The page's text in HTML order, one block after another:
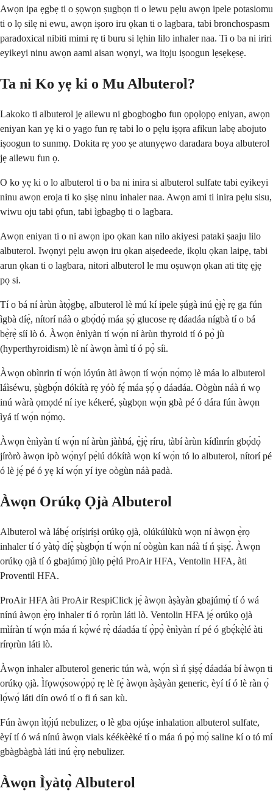
Awọn ipa ẹgbẹ ti o ṣọwọn ṣugbọn ti o lewu pẹlu awọn ipele potasiomu
ti o lọ silẹ ni ewu, awọn iṣoro iru ọkan ti o lagbara, tabi bronchospasm
paradoxical nibiti mimi rẹ ti buru si lẹhin lilo inhaler naa. Ti o ba ni iriri
eyikeyi ninu awọn aami aisan wọnyi, wa itọju iṣoogun lẹsẹkẹsẹ.
Ta ni Ko yẹ ki o Mu Albuterol?
Lakoko ti albuterol jẹ ailewu ni gbogbogbo fun ọpọlọpọ eniyan, awọn
eniyan kan yẹ ki o yago fun rẹ tabi lo o pẹlu iṣọra afikun labẹ abojuto
iṣoogun to sunmọ. Dokita rẹ yoo ṣe atunyẹwo daradara boya albuterol
jẹ ailewu fun ọ.
O ko yẹ ki o lo albuterol ti o ba ni inira si albuterol sulfate tabi eyikeyi
ninu awọn eroja ti ko ṣiṣẹ ninu inhaler naa. Awọn ami ti inira pẹlu sisu,
wiwu oju tabi ọfun, tabi ìgbagbọ ti o lagbara.
Awọn eniyan ti o ni awọn ipo ọkan kan nilo akiyesi pataki ṣaaju lilo
albuterol. Iwọnyi pẹlu awọn iru ọkan aiṣedeede, ikọlu ọkan laipẹ, tabi
arun ọkan ti o lagbara, nitori albuterol le mu oṣuwọn ọkan ati titẹ ẹjẹ
pọ si.
Tí o bá ní àrùn àtọ̀gbẹ, albuterol lè mú kí ipele ṣúgà inú ẹ̀jẹ̀ rẹ ga fún
ìgbà díẹ̀, nítorí náà o gbọ́dọ̀ máa ṣọ́ glucose rẹ dáadáa nígbà tí o bá
bẹ̀rẹ̀ síí lò ó. Àwọn ènìyàn tí wọ́n ní àrùn thyroid tí ó pọ̀ jù
(hyperthyroidism) lè ní àwọn àmì tí ó pọ̀ síi.
Àwọn obìnrin tí wọ́n lóyún àti àwọn tí wọ́n nọ́mọ lè máa lo albuterol
láìséwu, ṣùgbọ́n dókítà rẹ yóò fẹ́ máa ṣọ́ ọ dáadáa. Oògùn náà ń wọ
inú wàrà ọmọdé ní iye kékeré, ṣùgbọn wọ́n gbà pé ó dára fún àwọn
ìyá tí wọ́n nọ́mọ.
Àwọn ènìyàn tí wọ́n ní àrùn jàǹbá, ẹ̀jẹ̀ ríru, tàbí àrùn kídìnrín gbọ́dọ̀
jíròrò àwọn ipò wọ̀nyí pẹ̀lú dókítà wọn kí wọ́n tó lo albuterol, nítorí pé
ó lè jẹ́ pé ó yẹ kí wọ́n yí iye oògùn náà padà.
Àwọn Orúkọ Ọjà Albuterol
Albuterol wà lábẹ́ oríṣiríṣi orúkọ ọjà, olúkúlùkù wọn ní àwọn ẹ̀rọ
inhaler tí ó yàtọ̀ díẹ̀ ṣùgbọ́n tí wọ́n ní oògùn kan náà tí ń ṣiṣẹ́. Àwọn
orúkọ ọjà tí ó gbajúmọ̀ jùlọ pẹ̀lú ProAir HFA, Ventolin HFA, àti
Proventil HFA.
ProAir HFA àti ProAir RespiClick jẹ́ àwọn àṣàyàn gbajúmọ̀ tí ó wá
nínú àwọn ẹ̀rọ inhaler tí ó rọrùn láti lò. Ventolin HFA jẹ́ orúkọ ọjà
mìíràn tí wọ́n máa ń kọ̀wé rẹ̀ dáadáa tí ọ̀pọ̀ ènìyàn rí pé ó gbẹ́kẹ̀lé àti
rírọrùn láti lò.
Àwọn inhaler albuterol generic tún wà, wọ́n sì ń ṣiṣẹ́ dáadáa bí àwọn ti
orúkọ ọjà. Ìfọwọ́sowọ́pọ̀ rẹ lè fẹ́ àwọn àṣàyàn generic, èyí tí ó lè ràn ọ́
lọ́wọ́ láti dín owó tí o fi ń san kù.
Fún àwọn ìtọ́jú nebulizer, o lè gba ojúṣe inhalation albuterol sulfate,
èyí tí ó wá nínú àwọn vials kéékèèké tí o máa ń pọ̀ mọ́ saline kí o tó mí
gbàgbàgbà láti inú ẹ̀rọ nebulizer.
Àwọn Ìyàtọ̀ Albuterol